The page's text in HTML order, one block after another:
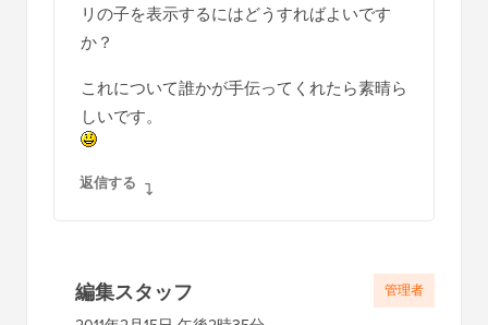
リの子を表示するにはどうすればよいです
か？
これについて誰かが手伝ってくれたら素晴ら
しいです。
返信する
編集スタッフ 管理者